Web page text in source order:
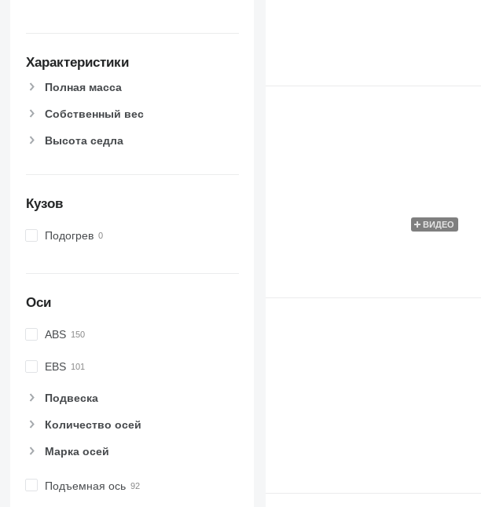
Характеристики
Полная масса
Собственный вес
Высота седла
Кузов
Подогрев
Оси
ABS
EBS
Подвеска
Количество осей
Марка осей
Подъемная ось
ВИДЕО